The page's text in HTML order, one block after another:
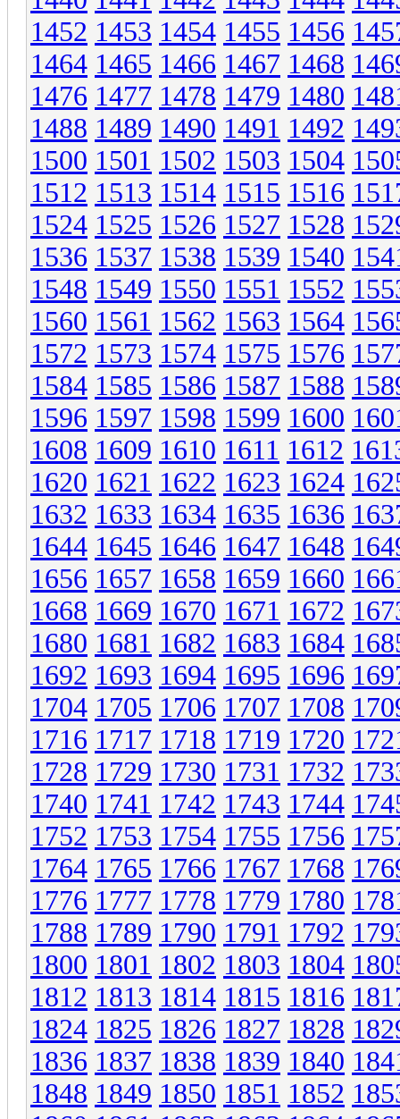
1452 1453 1454 1455 1456
1464 1465 1466 1467 1468
1476 1477 1478 1479 1480
1488 1489 1490 1491 1492
1500 1501 1502 1503 1504
1512 1513 1514 1515 1516
1524 1525 1526 1527 1528
1536 1537 1538 1539 1540
1548 1549 1550 1551 1552
1560 1561 1562 1563 1564
1572 1573 1574 1575 1576
1584 1585 1586 1587 1588
1596 1597 1598 1599 1600
1608 1609 1610 1611 1612
1620 1621 1622 1623 1624
1632 1633 1634 1635 1636
1644 1645 1646 1647 1648
1656 1657 1658 1659 1660
1668 1669 1670 1671 1672
1680 1681 1682 1683 1684
1692 1693 1694 1695 1696
1704 1705 1706 1707 1708
1716 1717 1718 1719 1720
1728 1729 1730 1731 1732
1740 1741 1742 1743 1744
1752 1753 1754 1755 1756
1764 1765 1766 1767 1768
1776 1777 1778 1779 1780
1788 1789 1790 1791 1792
1800 1801 1802 1803 1804
1812 1813 1814 1815 1816
1824 1825 1826 1827 1828
1836 1837 1838 1839 1840
1848 1849 1850 1851 1852